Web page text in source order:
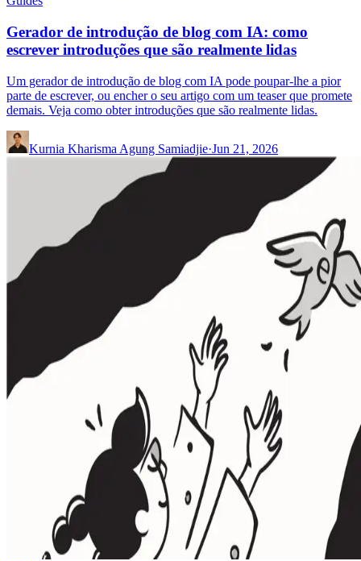
Gerador de introdução de blog com IA: como
escrever introduções que são realmente lidas
Um gerador de introdução de blog com IA pode poupar-lhe a pior
parte de escrever, ou encher o seu artigo com um teaser que promete
demais. Veja como obter introduções que são realmente lidas.
Kurnia Kharisma Agung Samiadjie·Jun 21, 2026